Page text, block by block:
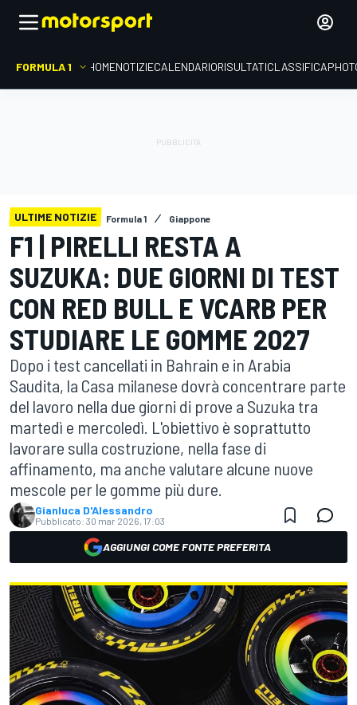
FORMULA 1 HOMENOTIZIECALENDARIORISULTATICLASSIFICA
ULTIME NOTIZIE Formula 1 Giappone
F1 | PIRELLI RESTA A
SUZUKA: DUE GIORNI DI TEST
CON RED BULL E VCARB PER
STUDIARE LE GOMME 2027
Dopo i test cancellati in Bahrain e in Arabia
Saudita, la Casa milanese dovrà concentrare parte
del lavoro nella due giorni di prove a Suzuka tra
martedì e mercoledì. L'obiettivo è soprattutto
lavorare sulla costruzione, nella fase di
affinamento, ma anche valutare alcune nuove
mescole per le gomme più dure.
Gianluca D'Alessandro
Pubblicato: 30 mar 2026, 17:03
AGGIUNGI COME FONTE PREFERITA